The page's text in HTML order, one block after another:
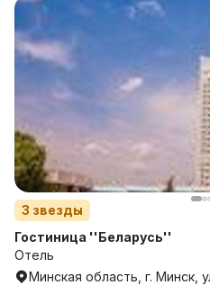
3 звезды
Гостиница ''Беларусь''
Отель
Минская область, г. Минск,